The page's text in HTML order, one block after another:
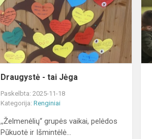
Jėga
Draugystė - tai Jėga
Paskelbta: 2025-11-18
Kategorija:Renginiai
,,Želmenėlių“ grupės vaikai, pelėdos
Pūkuotė ir Išmintėlė...